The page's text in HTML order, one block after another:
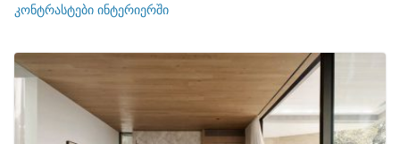
ი
კონტრასტები ინტერიერში